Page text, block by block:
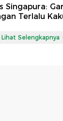
Singapura:
Terlalu
Lihat Selengkapnya